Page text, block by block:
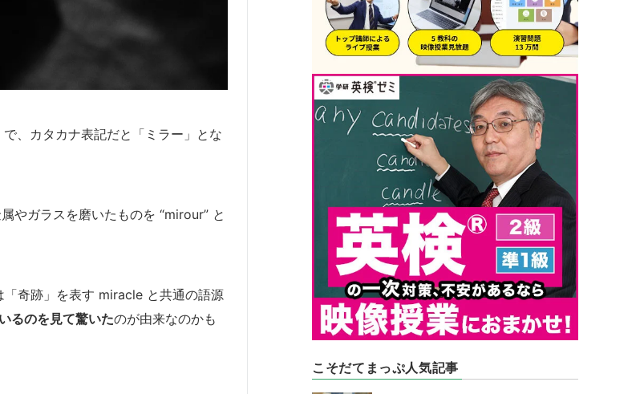
で、カタカナ表記だと「ミラー」とな
やガラスを磨いたものを “mirour” と
奇跡」を表す miracle と共通の語源
るのを見て驚いたのが由来なのかも
こそだてまっぷ人気記事